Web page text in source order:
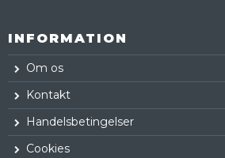
INFORMATION
Om os
Kontakt
Handelsbetingelser
Cookies